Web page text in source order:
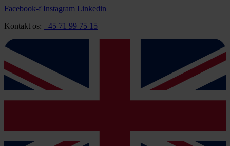
Videre
indhold
Facebook-f Instagram Linkedin
Kontakt os: +45 71 99 75 15